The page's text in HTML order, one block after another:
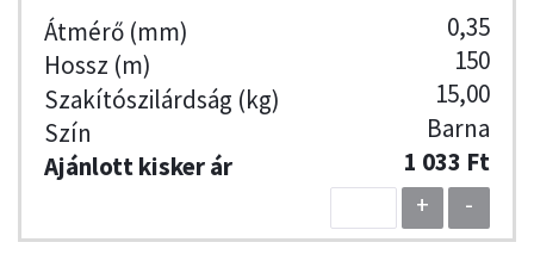
0,35
150
15,00
Barna
1 033 Ft
+
-